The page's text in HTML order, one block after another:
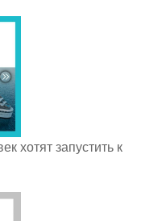
хотят запустить к